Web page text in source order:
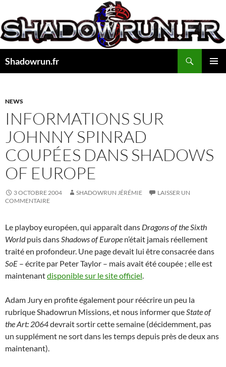
au
contenu
Shadowrun.fr
NEWS
INFORMATIONS SUR
JOHNNY SPINRAD
COUPÉES DANS SHADOWS
OF EUROPE
3 OCTOBRE 2004 SHADOWRUN JÉRÉMIE
LAISSER UN
COMMENTAIRE
Le playboy européen, qui apparaît dans Dragons of the Sixth
Worldpuis dansShadows of Europe n’était jamais réellement
traité en profondeur. Une page devait lui être consacrée dans
SoE – écrite par Peter Taylor – mais avait été coupée ; elle est
maintenantdisponible sur le site officiel.
Adam Jury en profite également pour réécrire un peu la
rubrique Shadowrun Missions, et nous informer queState of
the Art: 2064devrait sortir cette semaine (décidemment, pas
un supplément ne sort dans les temps depuis près de deux ans
maintenant).